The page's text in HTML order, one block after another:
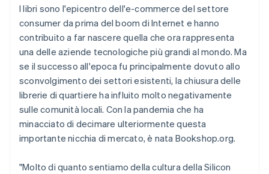
I libri sono l'epicentro dell'e-commerce del settore
consumer da prima del boom di Internet e hanno
contribuito a far nascere quella che ora rappresenta
una delle aziende tecnologiche più grandi al mondo. Ma
se il successo all'epoca fu principalmente dovuto allo
sconvolgimento dei settori esistenti, la chiusura delle
librerie di quartiere ha influito molto negativamente
sulle comunità locali. Con la pandemia che ha
minacciato di decimare ulteriormente questa
importante nicchia di mercato, è nata Bookshop.org.
"Molto di quanto sentiamo della cultura della Silicon